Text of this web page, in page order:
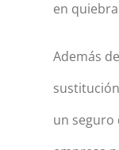
en
Además
un seguro